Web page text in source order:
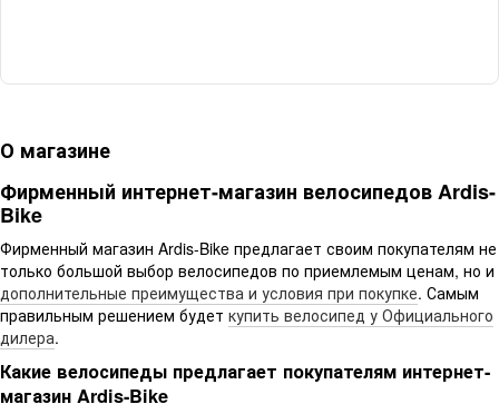
О магазине
Фирменный интернет-магазин велосипедов Ardis-
Bike
Фирменный магазин Ardis-Bike предлагает своим покупателям не
только большой выбор велосипедов по приемлемым ценам, но и
дополнительные преимущества и условия при покупке. Самым
правильным решением будет купить велосипед у Официального
дилера.
Какие велосипеды предлагает покупателям интернет-
магазин Ardis-Bike